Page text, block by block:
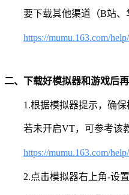
要下载其他渠道（B站、
https://mumu.163.com/
二、下载好模拟器和游戏后
1.根据模拟器提示，确保
若未开启VT，可参考该
https://mumu.163.com/
2.点击模拟器右上角-设